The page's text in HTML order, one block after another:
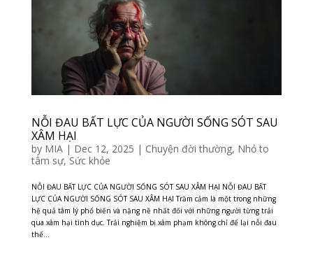
NỖI ĐAU BẤT LỰC CỦA NGƯỜI SỐNG SÓT SAU
XÂM HẠI
by MIA| Dec 12, 2025 | Chuyện đời thường, Nhỏ to
tâm sự, Sức khỏe
NỖI ĐAU BẤT LỰC CỦA NGƯỜI SỐNG SÓT SAU XÂM HẠI NỖI ĐAU BẤT
LỰC CỦA NGƯỜI SỐNG SÓT SAU XÂM HẠI Trầm cảm là một trong những
hệ quả tâm lý phổ biến và nặng nề nhất đối với những người từng trải
qua xâm hại tình dục. Trải nghiệm bị xâm phạm không chỉ để lại nỗi đau
thể...